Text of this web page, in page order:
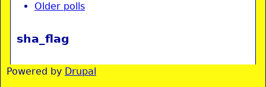
Older polls
sha_flag
Powered by Drupal